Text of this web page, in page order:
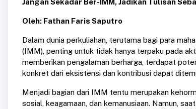
Oleh: Fathan Faris Saputro
Dalam dunia perkuliahan, terutama bagi para
(IMM), penting untuk tidak hanya terpaku pada
memberikan pengalaman berharga, terdapat
konkret dari eksistensi dan kontribusi dapat
Menjadi bagian dari IMM tentu merupakan
sosial, keagamaan, dan kemanusiaan. Namun,